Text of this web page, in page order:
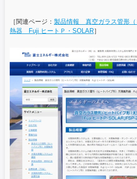
［関連ページ： 製品情報 真空ガラス管形（
熱器 Fuji ヒートＰ・SOLAR］